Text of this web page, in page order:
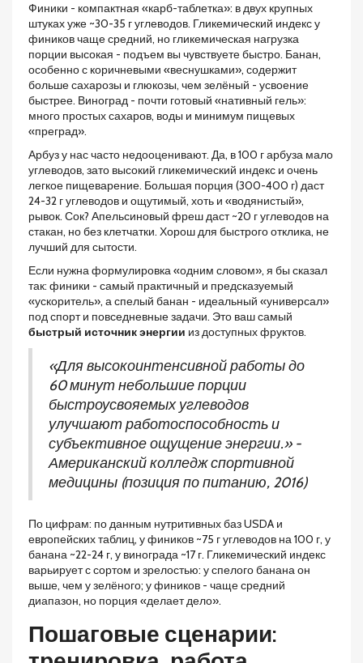
Финики - компактная «карб-таблетка»: в двух крупных
штуках уже ~30-35 г углеводов. Гликемический индекс у
фиников чаще средний, но гликемическая нагрузка
порции высокая - подъем вы чувствуете быстро. Банан,
особенно с коричневыми «веснушками», содержит
больше сахарозы и глюкозы, чем зелёный - усвоение
быстрее. Виноград - почти готовый «нативный гель»:
много простых сахаров, воды и минимум пищевых
«преград».
Арбуз у нас часто недооценивают. Да, в 100 г арбуза мало
углеводов, зато высокий гликемический индекс и очень
легкое пищеварение. Большая порция (300-400 г) даст
24-32 г углеводов и ощутимый, хоть и «водянистый»,
рывок. Сок? Апельсиновый фреш даст ~20 г углеводов на
стакан, но без клетчатки. Хорош для быстрого отклика, не
лучший для сытости.
Если нужна формулировка «одним словом», я бы сказал
так: финики - самый практичный и предсказуемый
«ускоритель», а спелый банан - идеальный «универсал»
под спорт и повседневные задачи. Это ваш самый
быстрый источник энергии из доступных фруктов.
«Для высокоинтенсивной работы до
60 минут небольшие порции
быстроусвояемых углеводов
улучшают работоспособность и
субъективное ощущение энергии.» -
Американский колледж спортивной
медицины (позиция по питанию, 2016)
По цифрам: по данным нутритивных баз USDA и
европейских таблиц, у фиников ~75 г углеводов на 100 г, у
банана ~22-24 г, у винограда ~17 г. Гликемический индекс
варьирует с сортом и зрелостью: у спелого банана он
выше, чем у зелёного; у фиников - чаще средний
диапазон, но порция «делает дело».
Пошаговые сценарии: